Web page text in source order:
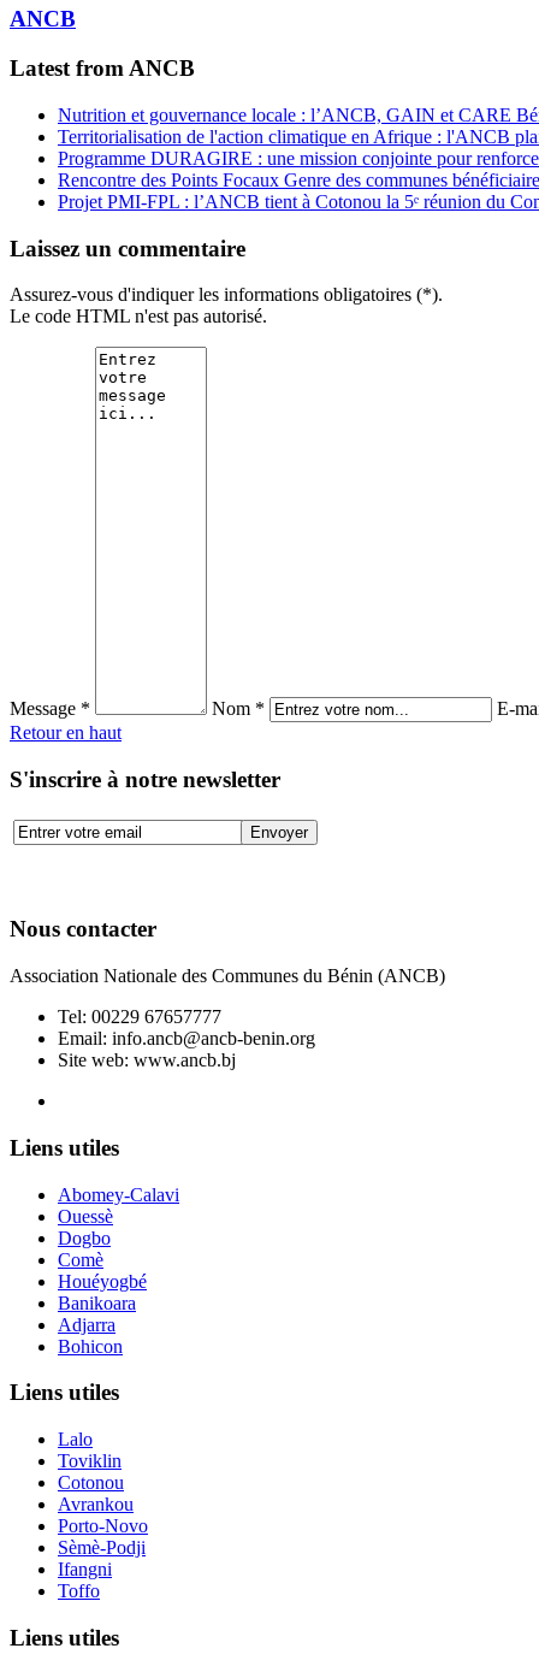
ANCB
Latest from ANCB
Nutrition et gouvernance locale : l’ANCB, GAIN et CARE
Territorialisation de l'action climatique en Afrique : l'ANCB
Programme DURAGIRE : une mission conjointe pour
Rencontre des Points Focaux Genre des communes
Projet PMI-FPL : l’ANCB tient à Cotonou la 5ᵉ réunion du
Laissez un commentaire
Assurez-vous d'indiquer les informations obligatoires (*).
Le code HTML n'est pas autorisé.
Message * Nom *
E-
Retour en haut
S'inscrire à notre newsletter
Nous contacter
Association Nationale des Communes du Bénin (ANCB)
Tel: 00229 67657777
Email: info.ancb@ancb-benin.org
Site web: www.ancb.bj
Liens utiles
Abomey-Calavi
Ouessè
Dogbo
Comè
Houéyogbé
Banikoara
Adjarra
Bohicon
Liens utiles
Lalo
Toviklin
Cotonou
Avrankou
Porto-Novo
Sèmè-Podji
Ifangni
Toffo
Liens utiles